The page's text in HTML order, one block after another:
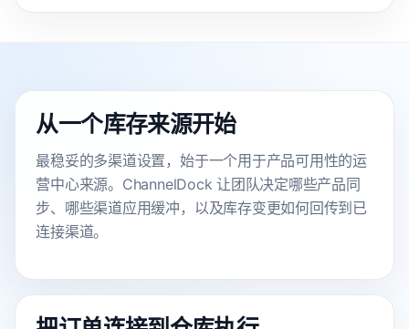
从一个库存来源开始
最稳妥的多渠道设置，始于一个用于产品可用性的运
营中心来源。ChannelDock 让团队决定哪些产品同
步、哪些渠道应用缓冲，以及库存变更如何回传到已
连接渠道。